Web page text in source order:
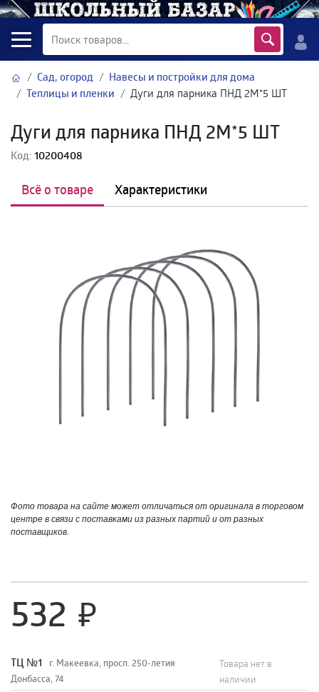
Сад, огород
Навесы и постройки для дома
Теплицы и пленки
Дуги для парника ПНД 2М*5 ШТ
Дуги для парника ПНД 2М*5 ШТ
Код:10200408
Всё о товаре Характеристики
Фото товара на сайте может отличаться от оригинала в торговом
центре в связи с поставками из разных партий и от разных
поставщиков.
532
TЦ №1
г. Макеевка, просп. 250-летия
Донбасса, 74
Товара нет в
наличии